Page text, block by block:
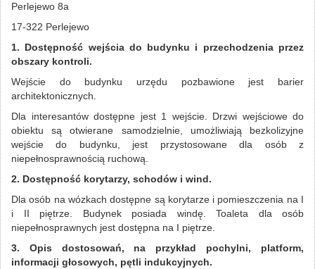
Perlejewo 8a
17-322 Perlejewo
1. Dostępność wejścia do budynku i przechodzenia przez
obszary kontroli.
Wejście do budynku urzędu pozbawione jest barier
architektonicznych.
Dla interesantów dostępne jest 1 wejście. Drzwi wejściowe do
obiektu są otwierane samodzielnie, umożliwiają bezkolizyjne
wejście do budynku, jest przystosowane dla osób z
niepełnosprawnością ruchową.
2. Dostępność korytarzy, schodów i wind.
Dla osób na wózkach dostępne są korytarze i pomieszczenia na I
i II piętrze. Budynek posiada windę. Toaleta dla osób
niepełnosprawnych jest dostępna na I piętrze.
3. Opis dostosowań, na przykład pochylni, platform,
informacji głosowych, pętli indukcyjnych.